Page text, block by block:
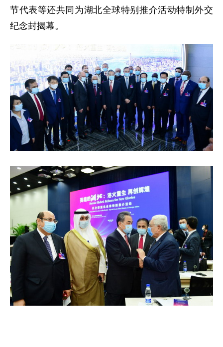
节代表等还共同为湖北全球特别推介活动特制外交
纪念封揭幕。